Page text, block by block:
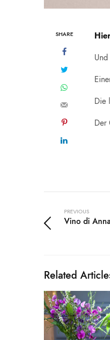
SHARE
Die
Der
PREVIOUS
Vino di
Related